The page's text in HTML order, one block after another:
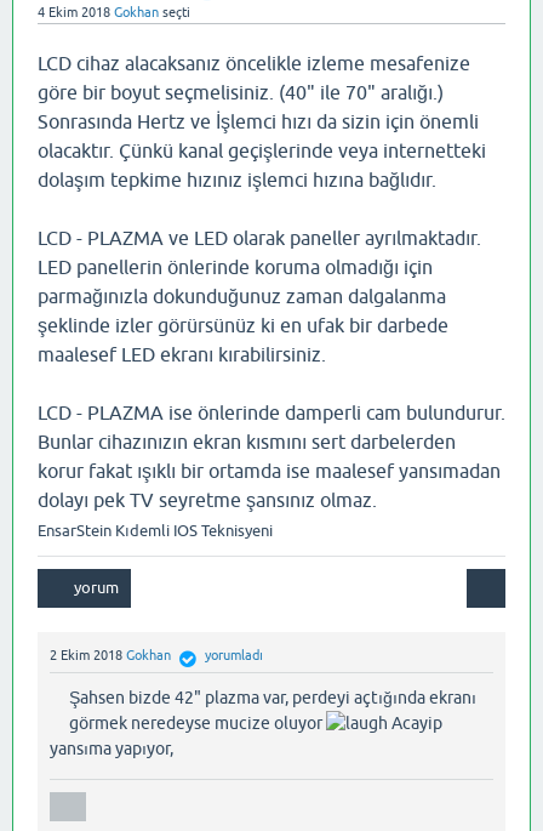
4 Ekim 2018 Gokhan seçti
LCD cihaz alacaksanız öncelikle izleme mesafenize
göre bir boyut seçmelisiniz. (40" ile 70" aralığı.)
Sonrasında Hertz ve İşlemci hızı da sizin için önemli
olacaktır. Çünkü kanal geçişlerinde veya internetteki
dolaşım tepkime hızınız işlemci hızına bağlıdır.
LCD - PLAZMA ve LED olarak paneller ayrılmaktadır.
LED panellerin önlerinde koruma olmadığı için
parmağınızla dokunduğunuz zaman dalgalanma
şeklinde izler görürsünüz ki en ufak bir darbede
maalesef LED ekranı kırabilirsiniz.
LCD - PLAZMA ise önlerinde damperli cam bulundurur.
Bunlar cihazınızın ekran kısmını sert darbelerden
korur fakat ışıklı bir ortamda ise maalesef yansımadan
dolayı pek TV seyretme şansınız olmaz.
EnsarStein Kıdemli IOS Teknisyeni
2 Ekim 2018 Gokhan yorumladı
Şahsen bizde 42" plazma var, perdeyi açtığında ekranı
görmek neredeyse mucize oluyor
Acayip
yansıma yapıyor,